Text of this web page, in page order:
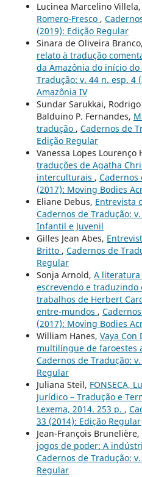
Lucinea Marcelino Villela,
Romero-Fresco ,
(2019): Edição Regular
Sinara de Oliveira
relato à tradução
da Amazônia do início do
Tradução: v. 44 n. esp. 4
Amazônia IV
Sundar Sarukkai,
Balduino P. Fernandes,
tradução , Cadernos de
Edição Regular
Vanessa Lopes Lourenço
traduções de Agatha
interculturais , Cadernos
(2017): Moving Bodies
Eliane Debus, Entrevista
Cadernos de Tradução:
Infantil e Juvenil
Gilles Jean Abes,
Britto , Cadernos de
Regular
Sonja Arnold, A literatura
escrevendo e traduzindo
trabalhos de Herbert
entre-mundos ,
(2017): Moving Bodies
William Hanes, Vaya Con
multilíngue de faroestes
Cadernos de Tradução:
Regular
Juliana Steil, FONSECA,
Jurídico – Tradução e
Lexema, 2014. 253 p. ,
33 (2014): Edição Regular
Jean-François Brunelière,
jogos de poder: A
Cadernos de Tradução:
Regular